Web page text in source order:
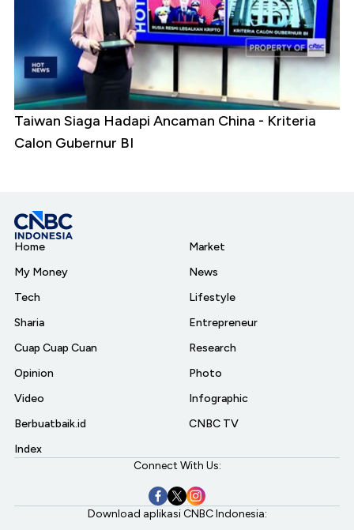
Taiwan Siaga Hadapi Ancaman China - Kriteria
Calon Gubernur BI
Home
My Money
Tech
Sharia
Cuap Cuap Cuan
Opinion
Video
Berbuatbaik.id
Index
Market
News
Lifestyle
Entrepreneur
Research
Photo
Infographic
CNBC TV
Connect With Us:
Download aplikasi CNBC Indonesia: